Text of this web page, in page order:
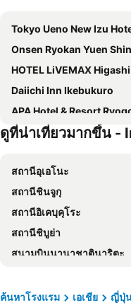
Tokyo Ueno New Izu
Onsen Ryokan Yuen
HOTEL LiVEMAX Higashi
Daiichi Inn Ikebukuro
APA Hotel & Resort Ryogoku Ekimae
Richmond Hotel Premier Tokyo
KOKO HOTEL Ueno
APA Hotel Asakusa Shin Okachimachi
APA Hotel Asakusa
HOTEL MYSTAYS Ueno
โตโยะโคะอิน โตเกียว อุเอโนะ ทาวาระมะจิ-
โรงแรมอาร์แอนด์บี อุเอโนะ ฮิโร
ดูที่น่าเที่ยวมากขึ้น -
สถานีอุเอโนะ
สถานีชินจูกุ
สถานีอิเคบุคุโระ
สถานีชิบูย่า
สนามบินนานาชาตินาริตะ
สถานีกินซ่า
ค้นหาโรงแรม เอเชีย ญี่ปุ่